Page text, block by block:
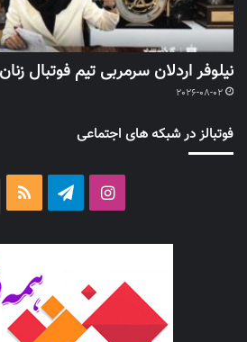
نیلوفر اردلان سرمربی تیم فوتبال
2026-08-02
فوتبالز در شبکه های اجتماعی
اینستاگرامتلگرام